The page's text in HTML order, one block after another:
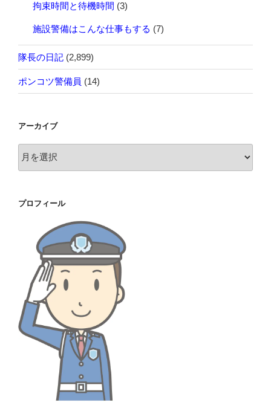
拘束時間と待機時間 (3)
施設警備はこんな仕事もする (7)
隊長の日記 (2,899)
ポンコツ警備員 (14)
アーカイブ
ー
ブ
プロフィール